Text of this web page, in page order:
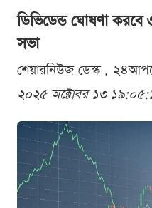
ডিভিডেন্ড ঘোষণা
সভা
শেয়ারনিউজ ডেস্ক .
২০২৫ অক্টোবর ১৩